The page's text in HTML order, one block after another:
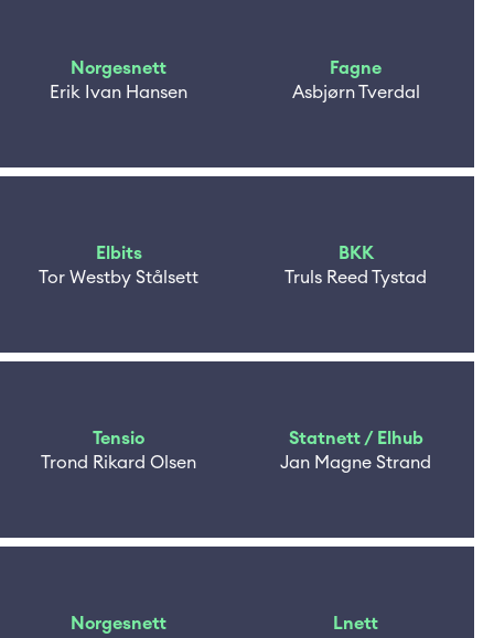
Norgesnett
Erik Ivan Hansen
Fagne
Asbjørn Tverdal
Elbits
Tor Westby Stålsett
BKK
Truls Reed Tystad
Tensio
Trond Rikard Olsen
Statnett / Elhub
Jan Magne Strand
Norgesnett
Lnett